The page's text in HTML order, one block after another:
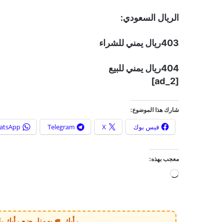
الريال السعودي:
403ريال يمني للشراء
404ريال يمني للبيع
[ad_2]
شارك هذا الموضوع:
فيس بوك X
Telegram
معجب بهذه:
ي